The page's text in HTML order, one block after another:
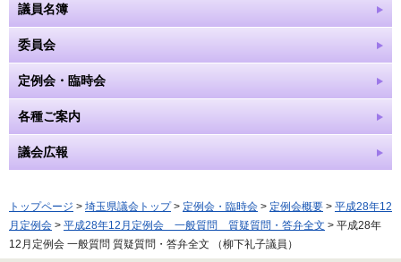
議員名簿
委員会
定例会・臨時会
各種ご案内
議会広報
トップページ > 埼玉県議会トップ> 定例会・臨時会 > 定例会概要 > 平成28年12
月定例会 > 平成28年12月定例会 一般質問 質疑質問・答弁全文 > 平成28年
12月定例会 一般質問 質疑質問・答弁全文 （柳下礼子議員）